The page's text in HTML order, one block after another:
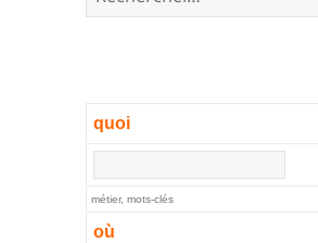
quoi
métier, mots-clés
où